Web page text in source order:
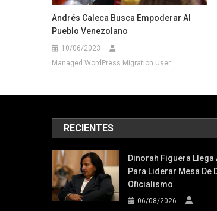
Andrés Caleca Busca Empoderar Al
Pueblo Venezolano
10/06/2023
Managed WordPress Migration User
RECIENTES
Dinorah Figuera Llega
Para Liderar Mesa De
Oficialismo
06/08/2026